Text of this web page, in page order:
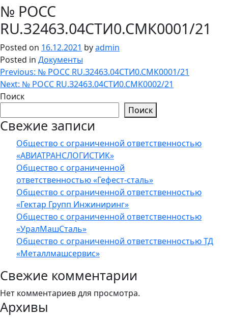
№ РОСС
RU.З2463.04СТИ0.СМК0001/21
Posted on 16.12.2021 byadmin
Posted in Документы
Навигация
по
записям
Previous: № РОСС RU.З2463.04СТИ0.СМК0001/21
Next: № РОСС RU.З2463.04СТИ0.СМК0002/21
Поиск
Поиск
Свежие записи
Общество с ограниченной ответственностью
«АВИАТРАНСЛОГИСТИК»
Общество с ограниченной
ответственностью «Гефест-сталь»
Общество с ограниченной ответственностью
«Гектар Групп Инжиниринг»
Общество с ограниченной ответственностью
«УралМашСталь»
Общество с ограниченной ответственностью ТД
«Металлмашсервис»
Свежие комментарии
Нет комментариев для просмотра.
Архивы